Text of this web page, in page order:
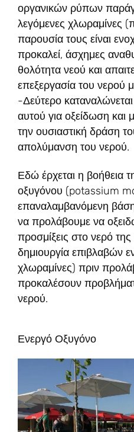
οργανικών ρύπων
λεγόμενες χλωραμίνες
παρουσία τους είναι
προκαλεί, άσχημες
θολότητα νεού και
επεξεργασία του νερού
-Δεύτερο
αυτού για οξείδωση και
την ουσιαστική δράση
απολύμανση του νερού.
Εδώ έρχεται η βοήθεια
οξυγόνου (potassium
επαναλαμβανόμενη
να προλάβουμε να
προσμίξεις στο νερό
δημιουργία επιβλαβών
χλωραμίνες) πριν
προκαλέσουν
νερού.
Ενεργό Οξυγόνο